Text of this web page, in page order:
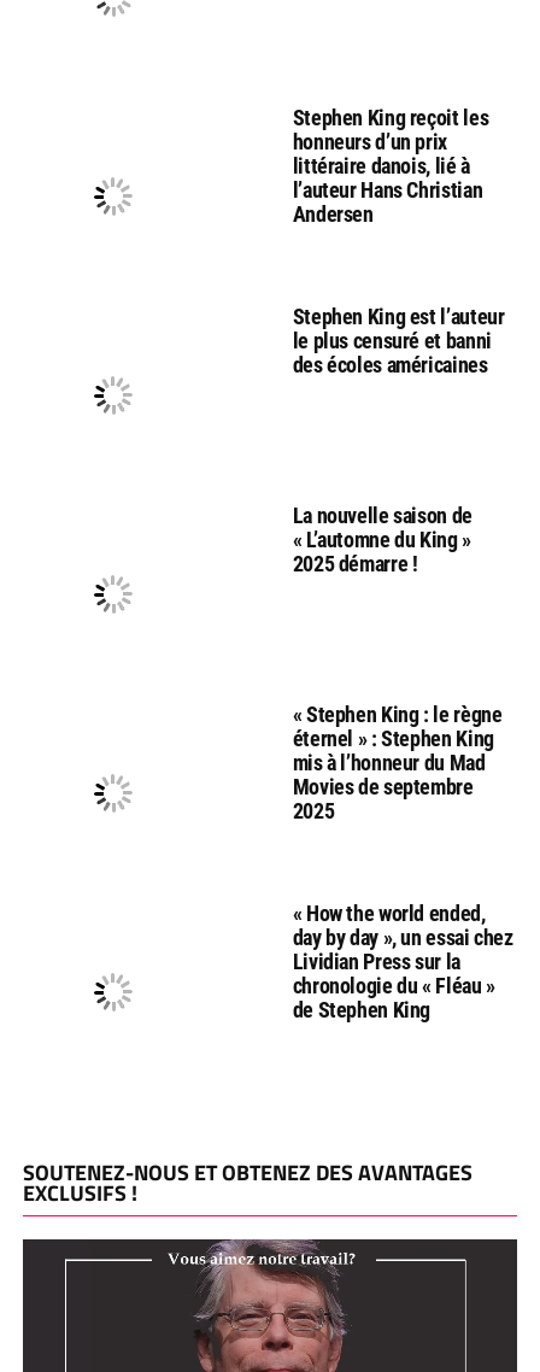
Stephen King reçoit les
honneurs d’un prix
littéraire danois, lié à
l’auteur Hans Christian
Andersen
Stephen King est l’auteur
le plus censuré et banni
des écoles américaines
La nouvelle saison de
« L’automne du King »
2025 démarre !
« Stephen King : le règne
éternel » : Stephen King
mis à l’honneur du Mad
Movies de septembre
2025
« How the world ended,
day by day », un essai chez
Lividian Press sur la
chronologie du « Fléau »
de Stephen King
SOUTENEZ-NOUS ET OBTENEZ DES AVANTAGES
EXCLUSIFS !